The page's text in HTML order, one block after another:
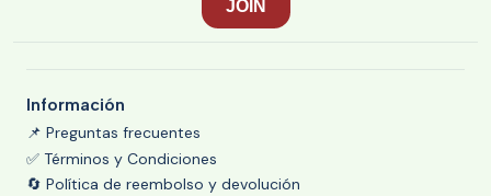
Información
📌 Preguntas frecuentes
✅ Términos y Condiciones
🔄 Política de reembolso y devolución